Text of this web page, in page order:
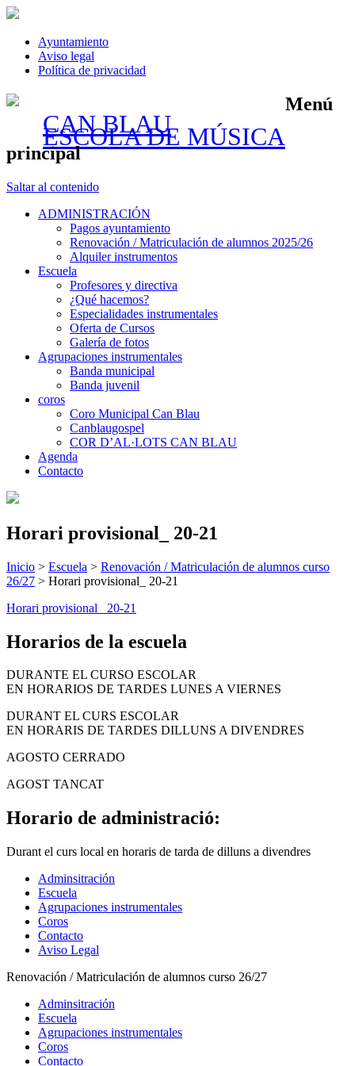
Ayuntamiento
Aviso legal
Política de privacidad
CAN BLAU
ESCOLA DE MÚSICA
Menú
principal
Saltar al contenido
ADMINISTRACIÓN
Pagos ayuntamiento
Renovación / Matriculación de alumnos 2025/26
Alquiler instrumentos
Escuela
Profesores y directiva
¿Qué hacemos?
Especialidades instrumentales
Oferta de Cursos
Galería de fotos
Agrupaciones instrumentales
Banda municipal
Banda juvenil
coros
Coro Municipal Can Blau
Canblaugospel
COR D’AL·LOTS CAN BLAU
Agenda
Contacto
Horari provisional_ 20-21
Inicio > Escuela > Renovación / Matriculación de alumnos curso
26/27 > Horari provisional_ 20-21
Horari provisional_ 20-21
Horarios de la escuela
DURANTE EL CURSO ESCOLAR
EN HORARIOS DE TARDES LUNES A VIERNES
DURANT EL CURS ESCOLAR
EN HORARIS DE TARDES DILLUNS A DIVENDRES
AGOSTO CERRADO
AGOST TANCAT
Horario de administració:
Durant el curs local en horaris de tarda de dilluns a divendres
Adminsitración
Escuela
Agrupaciones instrumentales
Coros
Contacto
Aviso Legal
Renovación / Matriculación de alumnos curso 26/27
Adminsitración
Escuela
Agrupaciones instrumentales
Coros
Contacto